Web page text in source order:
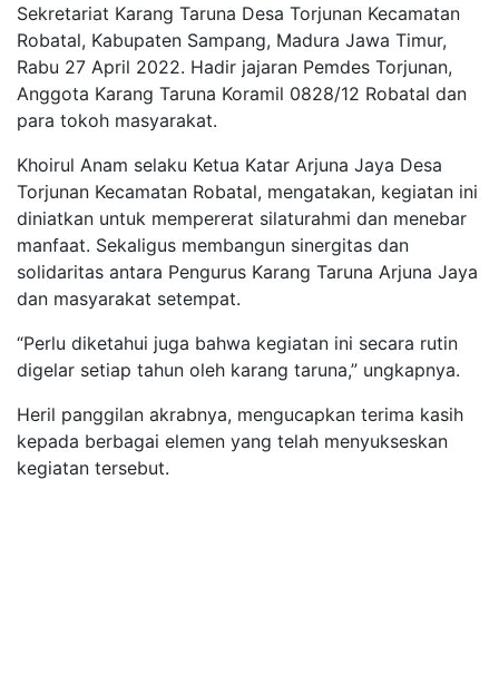
Sekretariat Karang Taruna Desa Torjunan Kecamatan
Robatal, Kabupaten Sampang, Madura Jawa Timur,
Rabu 27 April 2022. Hadir jajaran Pemdes Torjunan,
Anggota Karang Taruna Koramil 0828/12 Robatal dan
para tokoh masyarakat.
Khoirul Anam selaku Ketua Katar Arjuna Jaya Desa
Torjunan Kecamatan Robatal, mengatakan, kegiatan ini
diniatkan untuk mempererat silaturahmi dan menebar
manfaat. Sekaligus membangun sinergitas dan
solidaritas antara Pengurus Karang Taruna Arjuna Jaya
dan masyarakat setempat.
“Perlu diketahui juga bahwa kegiatan ini secara rutin
digelar setiap tahun oleh karang taruna,” ungkapnya.
Heril panggilan akrabnya, mengucapkan terima kasih
kepada berbagai elemen yang telah menyukseskan
kegiatan tersebut.